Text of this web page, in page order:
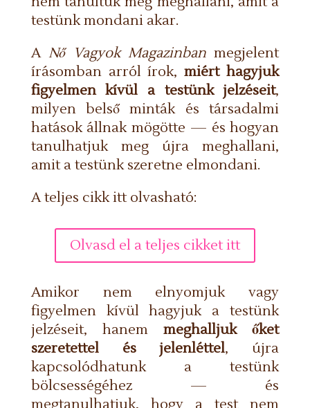
testünk mondani akar.
A Nő Vagyok Magazinban megjelent
írásomban arról írok,miért hagyjuk
figyelmen kívül a testünk jelzéseit,
milyen belső minták és társadalmi
hatások állnak mögötte — és hogyan
tanulhatjuk meg újra meghallani,
amit a testünk szeretne elmondani.
A teljes cikk itt olvasható:
Olvasd el a teljes cikket itt
Amikor nem elnyomjuk vagy
figyelmen kívül hagyjuk a testünk
jelzéseit, hanemmeghalljuk őket
szeretettel és jelenléttel, újra
kapcsolódhatunk a testünk
bölcsességéhez — és